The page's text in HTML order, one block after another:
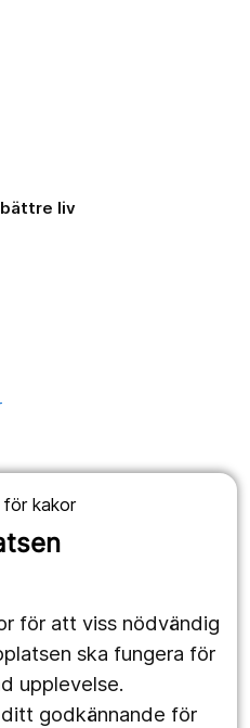
för kakor
för att viss nödvändig
ska fungera för
upplevelse.
godkännande för
liv